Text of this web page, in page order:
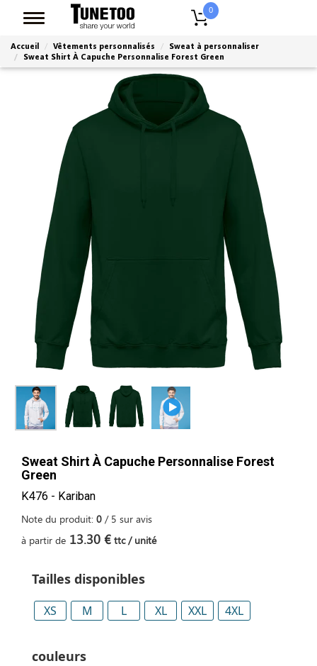
0
Accueil Vêtements personnalisés
Sweat à personnaliser
Sweat Shirt À Capuche Personnalise Forest Green
Sweat Shirt À Capuche Personnalise Forest
Green
K476 - Kariban
Note du produit: 0 / 5 sur avis
à partir de 13.30 € ttc / unité
Tailles disponibles
XS M L XL XXL 4XL
couleurs